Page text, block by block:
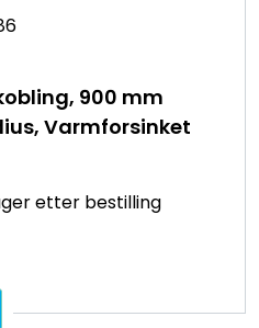
900 mm
Varmforsinket
etter bestilling